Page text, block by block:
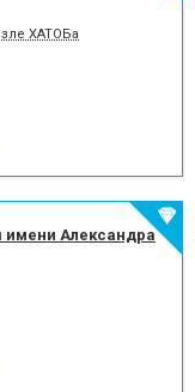
пародонтита
ясенного краю
зубов
десен
ХАТОБа
имени Александра